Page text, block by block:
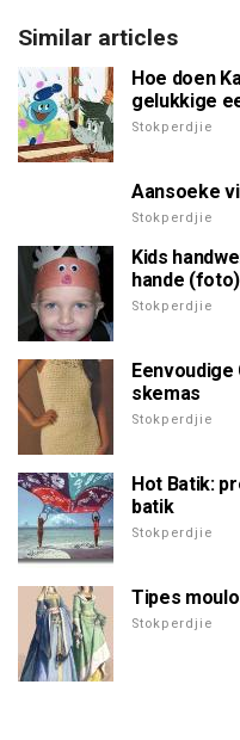
Similar articles
Hoe doen
gelukkige
Stokperdjie
Aansoeke
Stokperdjie
Kids
hande (foto)
Stokperdjie
skemas
Stokperdjie
Hot Batik:
batik
Stokperdjie
Tipes
Stokperdjie